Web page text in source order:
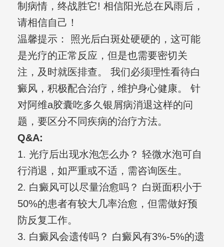
制病情，终战胜它! 相信阳光总在风雨后，
请相信自己！
温馨提示： 照光后白斑处硬硬的，这可能
是光疗的正常反应，但是也需要密切关
注，及时就医排查。 我们必须理性看待白
癜风，积极配合治疗，维护身心健康。 针
对阿维a胶囊吃多久银屑病消退这样的问
题，要区分不同疾病的治疗方法。
Q&A:
1. 光疗后出现水泡怎么办？ 轻微水泡可自
行消退，如严重或不适，需咨询医生。
2. 白癜风可以尽量治愈吗？ 白斑面积小于
50%的患者有较大几率治愈，但需做好预
防反复工作。
3. 白癜风会遗传吗？ 白癜风有3%-5%的遗